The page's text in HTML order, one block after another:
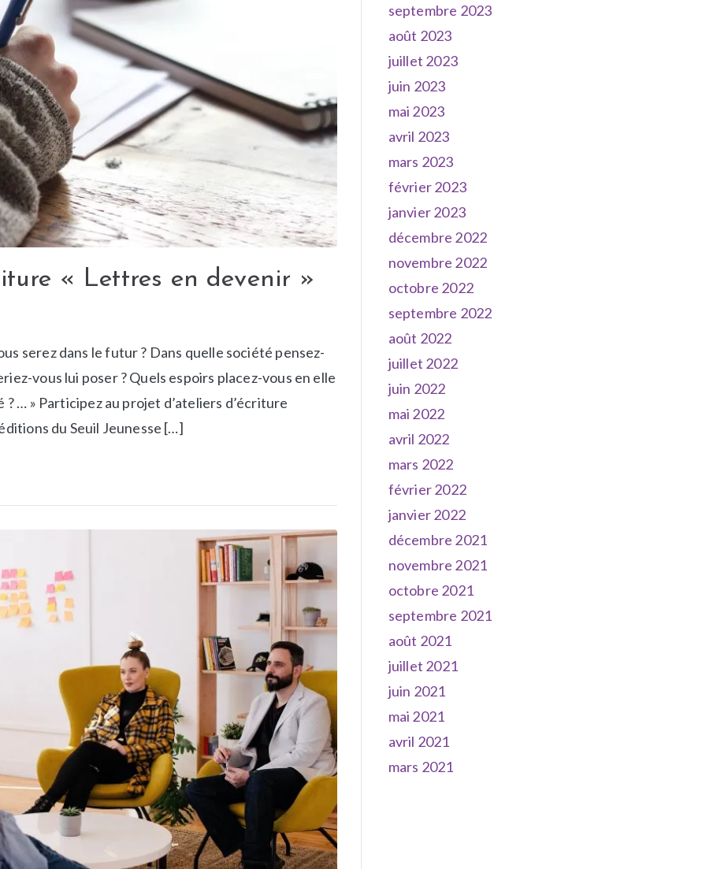
« Lettres en devenir »
serez dans le futur ? Dans quelle société pensez-
vous lui poser ? Quels espoirs placez-vous en elle
… » Participez au projet d’ateliers d’écriture
du Seuil Jeunesse […]
septembre 2023
août 2023
juillet 2023
juin 2023
mai 2023
avril 2023
mars 2023
février 2023
janvier 2023
décembre 2022
novembre 2022
octobre 2022
septembre 2022
août 2022
juillet 2022
juin 2022
mai 2022
avril 2022
mars 2022
février 2022
janvier 2022
décembre 2021
novembre 2021
octobre 2021
septembre 2021
août 2021
juillet 2021
juin 2021
mai 2021
avril 2021
mars 2021